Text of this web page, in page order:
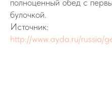
полноценный обед с
булочкой.
Источник:
http://www.ayda.ru/russia/